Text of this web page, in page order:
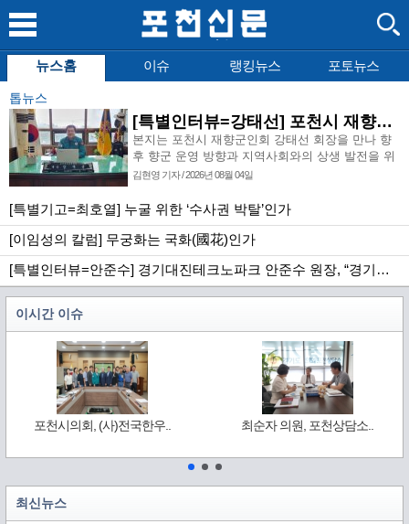
뉴스홈 이슈 랭킹뉴스 포토뉴스
톱뉴스
[특별인터뷰=강태선] 포천시 재향군인회 강태선 회장 “안보의식 확립과 지역사회 봉사로 신뢰받는 향군 만들터”
본지는 포천시 재향군인회 강태선 회장을 만나 향
후 향군 운영 방향과 지역사회와의 상생 발전을 위
한 미래 비전을 심도 있게 짚어보았다. 강태선 회장
당면 과제와 추진 전략을 명확히 제시하는 한편, 회
원 간 화합 도모와 안보의식 고취, 지역사회 봉사
강화를 골자로 한 구체적인 운영 구상을 밝혔다. 아
울러 향후 포천시 재향군인회가 지역 안보의 든든
한 버팀목이자 신뢰받는 안보단체로 도약하기 위해
나아가야 할 방향과 실천 과제에 대해 진솔하고 깊
김현영 기자 / 2026년 08월 04일
[특별기고=최호열] 누굴 위한 ‘수사권 박탈’인가
[이임성의 칼럼] 무궁화는 국화(國花)인가
[특별인터뷰=안준수] 경기대진테크노파크 안준수 원장, “경기북부 미래 기술 혁신의 중심 거점으로 도약할 것”
이시간 이슈
포천시의회, (사)전국한우.. 최순자 의원, 포천상담소..
최신뉴스